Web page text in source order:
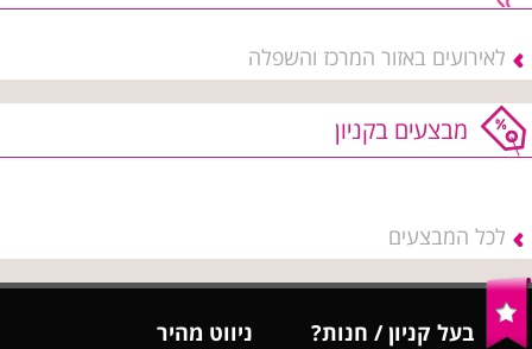
לאירועים באזור המרכז והשפלה
מבצעים בקניון
לכל המבצעים
בעל קניון / חנות?
ניווט מהיר